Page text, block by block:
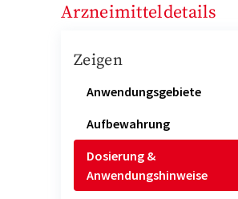
Arzneimitteldetails
Zeigen
Anwendungsgebiete
Aufbewahrung
Dosierung &
Anwendungshinweise